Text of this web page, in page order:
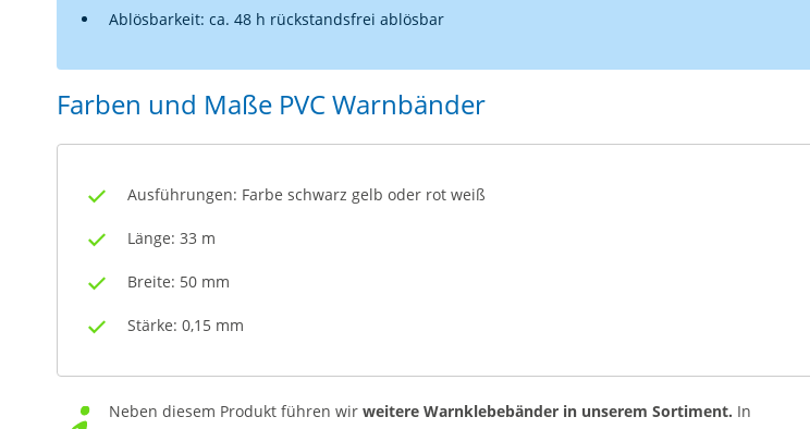
Ablösbarkeit: ca. 48 h rückstandsfrei ablösbar
Farben und Maße PVC Warnbänder
Ausführungen: Farbe schwarz gelb oder rot weiß
Länge: 33 m
Breite: 50 mm
Stärke: 0,15 mm
Neben diesem Produkt führen wir weitere Warnklebebänder in unserem Sortiment. In